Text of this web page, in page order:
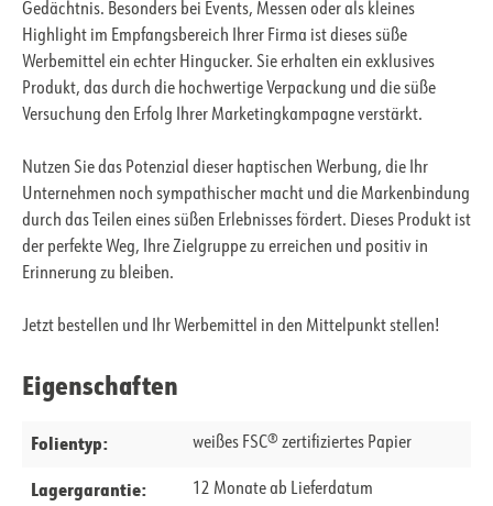
Gedächtnis. Besonders bei Events, Messen oder als kleines
Highlight im Empfangsbereich Ihrer Firma ist dieses süße
Werbemittel ein echter Hingucker. Sie erhalten ein exklusives
Produkt, das durch die hochwertige Verpackung und die süße
Versuchung den Erfolg Ihrer Marketingkampagne verstärkt.
Nutzen Sie das Potenzial dieser haptischen Werbung, die Ihr
Unternehmen noch sympathischer macht und die Markenbindung
durch das Teilen eines süßen Erlebnisses fördert. Dieses Produkt ist
der perfekte Weg, Ihre Zielgruppe zu erreichen und positiv in
Erinnerung zu bleiben.
Jetzt bestellen und Ihr Werbemittel in den Mittelpunkt stellen!
Eigenschaften
Folientyp: weißes FSC® zertifiziertes Papier
Lagergarantie: 12 Monate ab Lieferdatum